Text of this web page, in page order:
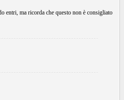
entri, ma ricorda che questo non è consigliato